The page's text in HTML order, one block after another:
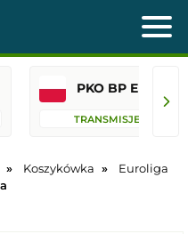
TRANSMISJE
Koszykówka
Euroliga